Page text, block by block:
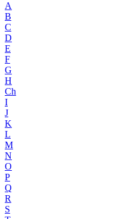
A
B
C
D
E
F
G
H
Ch
I
J
K
L
M
N
O
P
Q
R
S